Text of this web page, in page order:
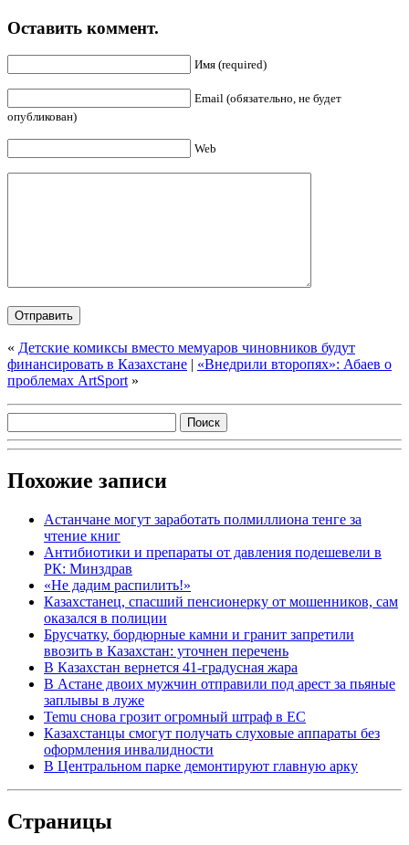
Оставить коммент.
Имя (required)
Email (обязательно, не будет
опубликован)
Web
« Детские комиксы вместо мемуаров чиновников будут
финансировать в Казахстане | «Внедрили второпях»: Абаев о
проблемах ArtSport »
Похожие записи
Астанчане могут заработать полмиллиона тенге за
чтение книг
Антибиотики и препараты от давления подешевели в
РК: Минздрав
«Не дадим распилить!»
Казахстанец, спасший пенсионерку от мошенников, сам
оказался в полиции
Брусчатку, бордюрные камни и гранит запретили
ввозить в Казахстан: уточнен перечень
В Казахстан вернется 41-градусная жара
В Астане двоих мужчин отправили под арест за пьяные
заплывы в луже
Temu снова грозит огромный штраф в ЕС
Казахстанцы смогут получать слуховые аппараты без
оформления инвалидности
В Центральном парке демонтируют главную арку
Страницы